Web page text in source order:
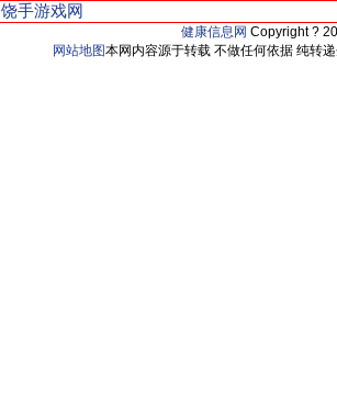
饶手游戏网
健康信息网 Copyright ?
网站地图本网内容源于转载 不做任何依据 纯转